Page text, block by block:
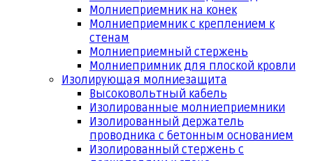
Молниеприемник на конек
Молниеприемник с креплением к
стенам
Молниеприемный стержень
Молниепримник для плоской кровли
Изолирующая молниезащита
Высоковольтный кабель
Изолированные молниеприемники
Изолированный держатель
проводника с бетонным основанием
Изолированный стержень с